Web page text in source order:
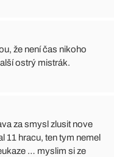
že není čas nikoho
ostrý mistrák.
za smysl zlusit nove
11 hracu, ten tym nemel
… myslim si ze